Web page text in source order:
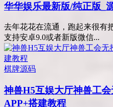
华华娱乐最新版/纯正版_
去年花花在流通，跑起来很有
支持安卓9.0或者新版微信...
棋牌源码
神兽H5互娱大厅神兽工
APP+搭建教程